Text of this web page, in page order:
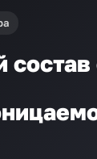
состав